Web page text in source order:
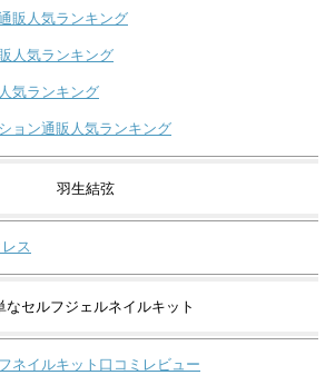
販人気ランキング
人気ランキング
気ランキング
ョン通販人気ランキング
羽生結弦
ス
なセルフジェルネイルキット
ネイルキット口コミレビュー